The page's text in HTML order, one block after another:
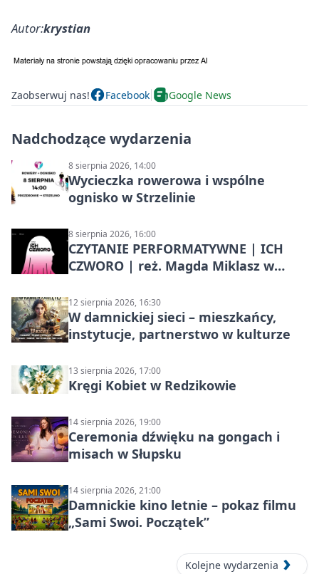
Autor:krystian
Zaobserwuj nas! Facebook Google News
Nadchodzące wydarzenia
8 sierpnia 2026, 14:00
Wycieczka rowerowa i wspólne
ognisko w Strzelinie
8 sierpnia 2026, 16:00
CZYTANIE PERFORMATYWNE | ICH
CZWORO | reż. Magda Miklasz w
12 sierpnia 2026, 16:30
W damnickiej sieci – mieszkańcy,
instytucje, partnerstwo w kulturze
13 sierpnia 2026, 17:00
Kręgi Kobiet w Redzikowie
14 sierpnia 2026, 19:00
Ceremonia dźwięku na gongach i
misach w Słupsku
14 sierpnia 2026, 21:00
Damnickie kino letnie – pokaz filmu
„Sami Swoi. Początek”
Kolejne wydarzenia